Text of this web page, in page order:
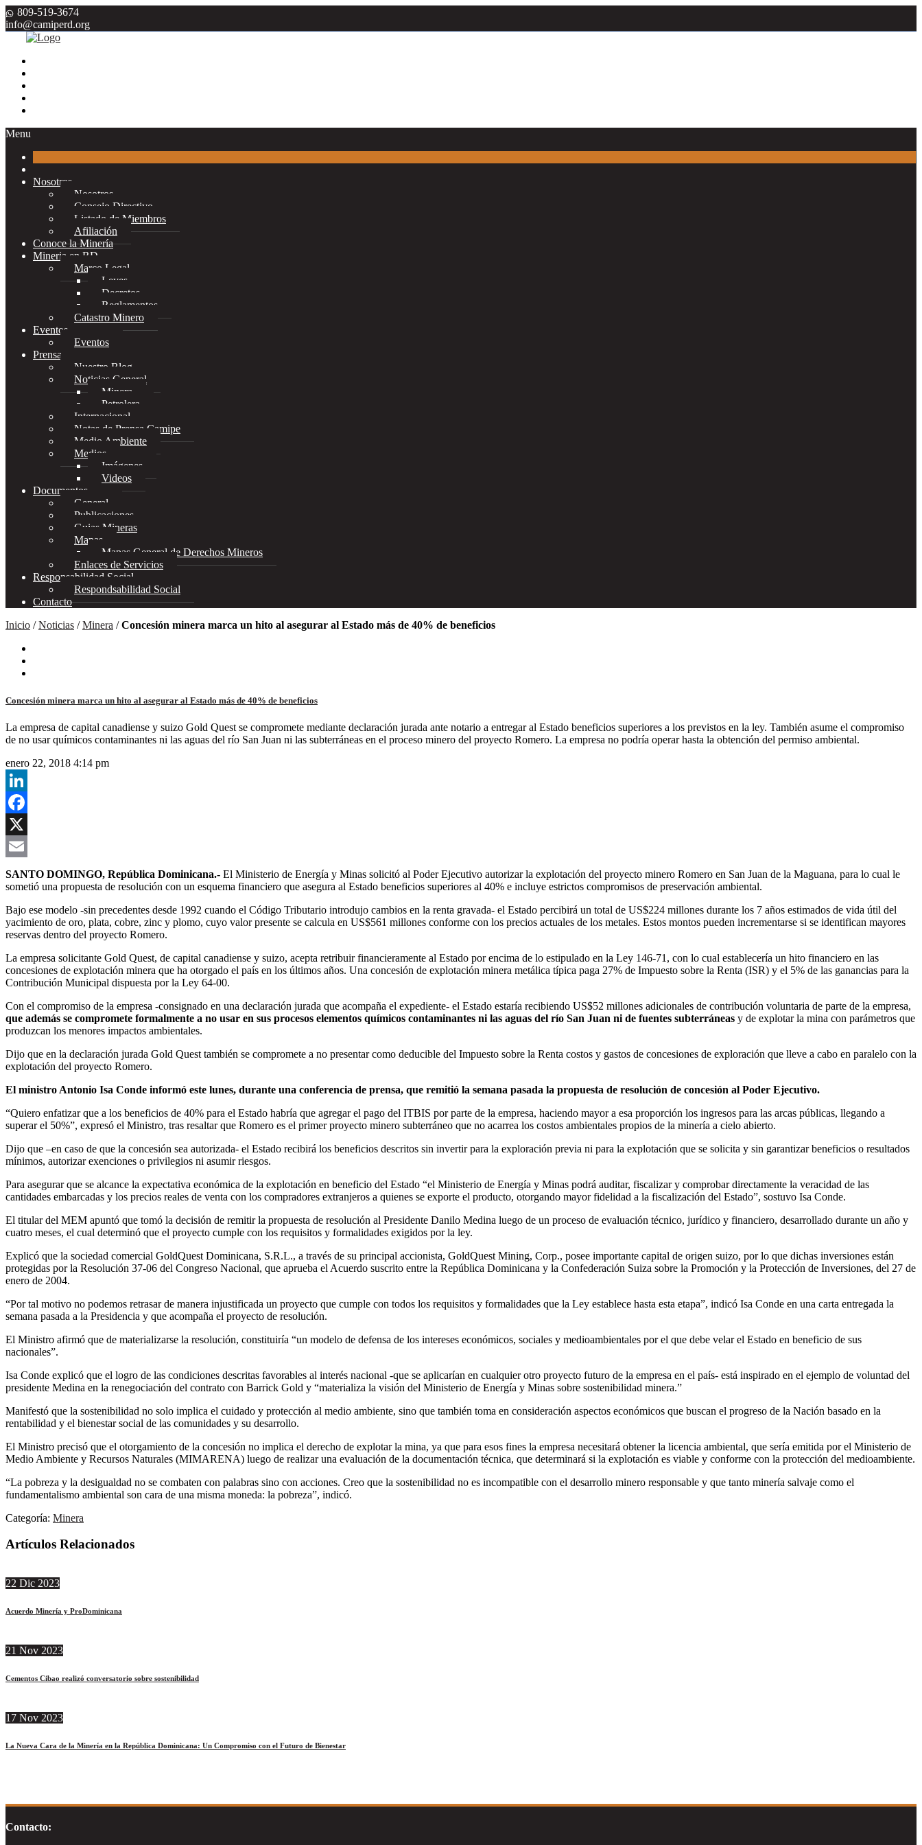
809-519-3674
info@camiperd.org
Menu
Nosotros
Nosotros
Consejo Directivo
Listado de Miembros
Afiliación
Conoce la Minería
Mineria en RD
Marco Legal
Leyes
Decretos
Reglamentos
Catastro Minero
Eventos
Eventos
Prensa
Nuestro Blog
Noticias General
Minera
Petrolera
Internacional
Notas de Prensa Camipe
Medio Ambiente
Medios
Imágenes
Videos
Documentos
General
Publicaciones
Guias Mineras
Mapas
Mapas General de Derechos Mineros
Enlaces de Servicios
Responsabilidad Social
Respondsabilidad Social
Contacto
Inicio /Noticias /Minera /Concesión minera marca un hito al asegurar al Estado más de 40% de beneficios
Concesión minera marca un hito al asegurar al Estado más de 40% de beneficios
La empresa de capital canadiense y suizo Gold Quest se compromete mediante declaración jurada ante notario a entregar al Estado beneficios superiores a los previstos en la ley. También asume el compromiso
de no usar químicos contaminantes ni las aguas del río San Juan ni las subterráneas en el proceso minero del proyecto Romero. La empresa no podría operar hasta la obtención del permiso ambiental.
enero 22, 2018 4:14 pm
LinkedIn
Facebook
X
Email
SANTO DOMINGO, República Dominicana.- El Ministerio de Energía y Minas solicitó al Poder Ejecutivo autorizar la explotación del proyecto minero Romero en San Juan de la Maguana, para lo cual le
sometió una propuesta de resolución con un esquema financiero que asegura al Estado beneficios superiores al 40% e incluye estrictos compromisos de preservación ambiental.
Bajo ese modelo -sin precedentes desde 1992 cuando el Código Tributario introdujo cambios en la renta gravada- el Estado percibirá un total de US$224 millones durante los 7 años estimados de vida útil del
yacimiento de oro, plata, cobre, zinc y plomo, cuyo valor presente se calcula en US$561 millones conforme con los precios actuales de los metales. Estos montos pueden incrementarse si se identifican mayores
reservas dentro del proyecto Romero.
La empresa solicitante Gold Quest, de capital canadiense y suizo, acepta retribuir financieramente al Estado por encima de lo estipulado en la Ley 146-71, con lo cual establecería un hito financiero en las
concesiones de explotación minera que ha otorgado el país en los últimos años. Una concesión de explotación minera metálica típica paga 27% de Impuesto sobre la Renta (ISR) y el 5% de las ganancias para la
Contribución Municipal dispuesta por la Ley 64-00.
Con el compromiso de la empresa -consignado en una declaración jurada que acompaña el expediente- el Estado estaría recibiendo US$52 millones adicionales de contribución voluntaria de parte de la empresa,
que además se compromete formalmente a no usar en sus procesos elementos químicos contaminantes ni las aguas del río San Juan ni de fuentes subterráneas y de explotar la mina con parámetros que
produzcan los menores impactos ambientales.
Dijo que en la declaración jurada Gold Quest también se compromete a no presentar como deducible del Impuesto sobre la Renta costos y gastos de concesiones de exploración que lleve a cabo en paralelo con la
explotación del proyecto Romero.
El ministro Antonio Isa Conde informó este lunes, durante una conferencia de prensa, que remitió la semana pasada la propuesta de resolución de concesión al Poder Ejecutivo.
“Quiero enfatizar que a los beneficios de 40% para el Estado habría que agregar el pago del ITBIS por parte de la empresa, haciendo mayor a esa proporción los ingresos para las arcas públicas, llegando a
superar el 50%”, expresó el Ministro, tras resaltar que Romero es el primer proyecto minero subterráneo que no acarrea los costos ambientales propios de la minería a cielo abierto.
Dijo que –en caso de que la concesión sea autorizada- el Estado recibirá los beneficios descritos sin invertir para la exploración previa ni para la explotación que se solicita y sin garantizar beneficios o resultados
mínimos, autorizar exenciones o privilegios ni asumir riesgos.
Para asegurar que se alcance la expectativa económica de la explotación en beneficio del Estado “el Ministerio de Energía y Minas podrá auditar, fiscalizar y comprobar directamente la veracidad de las
cantidades embarcadas y los precios reales de venta con los compradores extranjeros a quienes se exporte el producto, otorgando mayor fidelidad a la fiscalización del Estado”, sostuvo Isa Conde.
El titular del MEM apuntó que tomó la decisión de remitir la propuesta de resolución al Presidente Danilo Medina luego de un proceso de evaluación técnico, jurídico y financiero, desarrollado durante un año y
cuatro meses, el cual determinó que el proyecto cumple con los requisitos y formalidades exigidos por la ley.
Explicó que la sociedad comercial GoldQuest Dominicana, S.R.L., a través de su principal accionista, GoldQuest Mining, Corp., posee importante capital de origen suizo, por lo que dichas inversiones están
protegidas por la Resolución 37-06 del Congreso Nacional, que aprueba el Acuerdo suscrito entre la República Dominicana y la Confederación Suiza sobre la Promoción y la Protección de Inversiones, del 27 de
enero de 2004.
“Por tal motivo no podemos retrasar de manera injustificada un proyecto que cumple con todos los requisitos y formalidades que la Ley establece hasta esta etapa”, indicó Isa Conde en una carta entregada la
semana pasada a la Presidencia y que acompaña el proyecto de resolución.
El Ministro afirmó que de materializarse la resolución, constituiría “un modelo de defensa de los intereses económicos, sociales y medioambientales por el que debe velar el Estado en beneficio de sus
nacionales”.
Isa Conde explicó que el logro de las condiciones descritas favorables al interés nacional -que se aplicarían en cualquier otro proyecto futuro de la empresa en el país- está inspirado en el ejemplo de voluntad del
presidente Medina en la renegociación del contrato con Barrick Gold y “materializa la visión del Ministerio de Energía y Minas sobre sostenibilidad minera.”
Manifestó que la sostenibilidad no solo implica el cuidado y protección al medio ambiente, sino que también toma en consideración aspectos económicos que buscan el progreso de la Nación basado en la
rentabilidad y el bienestar social de las comunidades y su desarrollo.
El Ministro precisó que el otorgamiento de la concesión no implica el derecho de explotar la mina, ya que para esos fines la empresa necesitará obtener la licencia ambiental, que sería emitida por el Ministerio de
Medio Ambiente y Recursos Naturales (MIMARENA) luego de realizar una evaluación de la documentación técnica, que determinará si la explotación es viable y conforme con la protección del medioambiente.
“La pobreza y la desigualdad no se combaten con palabras sino con acciones. Creo que la sostenibilidad no es incompatible con el desarrollo minero responsable y que tanto minería salvaje como el
fundamentalismo ambiental son cara de una misma moneda: la pobreza”, indicó.
Categoría: Minera
Artículos Relacionados
22 Dic 2023
Acuerdo Minería y ProDominicana
21 Nov 2023
Cementos Cibao realizó conversatorio sobre sostenibilidad
17 Nov 2023
La Nueva Cara de la Minería en la República Dominicana: Un Compromiso con el Futuro de Bienestar
Contacto: